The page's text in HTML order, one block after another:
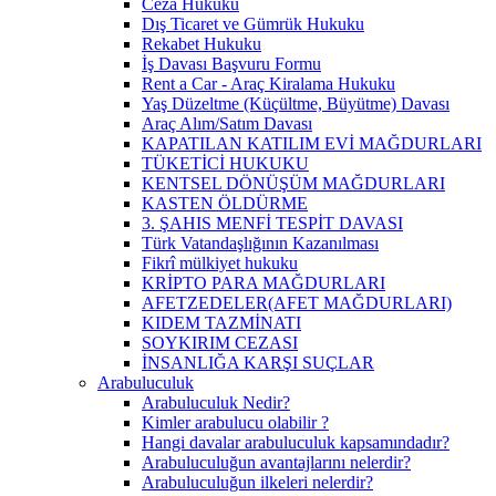
Ceza Hukuku
Dış Ticaret ve Gümrük Hukuku
Rekabet Hukuku
İş Davası Başvuru Formu
Rent a Car - Araç Kiralama Hukuku
Yaş Düzeltme (Küçültme, Büyütme) Davası
Araç Alım/Satım Davası
KAPATILAN KATILIM EVİ MAĞDURLARI
TÜKETİCİ HUKUKU
KENTSEL DÖNÜŞÜM MAĞDURLARI
KASTEN ÖLDÜRME
3. ŞAHIS MENFİ TESPİT DAVASI
Türk Vatandaşlığının Kazanılması
Fikrî mülkiyet hukuku
KRİPTO PARA MAĞDURLARI
AFETZEDELER(AFET MAĞDURLARI)
KIDEM TAZMİNATI
SOYKIRIM CEZASI
İNSANLIĞA KARŞI SUÇLAR
Arabuluculuk
Arabuluculuk Nedir?
Kimler arabulucu olabilir ?
Hangi davalar arabuluculuk kapsamındadır?
Arabuluculuğun avantajlarını nelerdir?
Arabuluculuğun ilkeleri nelerdir?